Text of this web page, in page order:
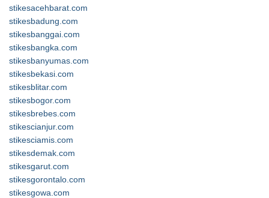
stikesacehbarat.com
stikesbadung.com
stikesbanggai.com
stikesbangka.com
stikesbanyumas.com
stikesbekasi.com
stikesblitar.com
stikesbogor.com
stikesbrebes.com
stikescianjur.com
stikesciamis.com
stikesdemak.com
stikesgarut.com
stikesgorontalo.com
stikesgowa.com